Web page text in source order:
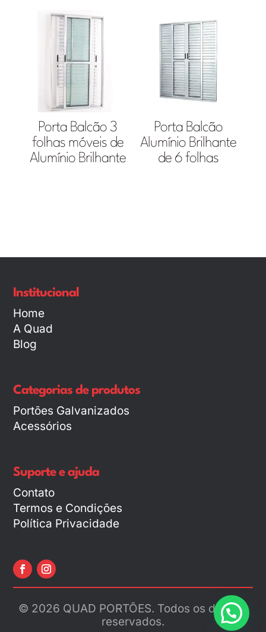
Porta Balcão 3
folhas móveis de
Alumínio Brilhante
Porta Balcão
Alumínio Brilhante
de 6 folhas
Institucional
Home
A Quad
Blog
Categorias de produtos
Portões Galvanizados
Acessórios
Suporte e ajuda
Contato
Termos e Condições
Política Privacidade
© 2026 QUAD PORTÕES. Todos os direitos
reservados.